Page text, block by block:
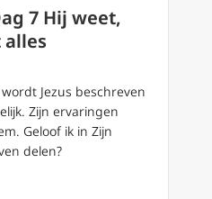
7 Hij weet,
Jezus beschreven
Zijn ervaringen
Geloof ik in Zijn
delen?
Dag 7 Hij weet, ziet en